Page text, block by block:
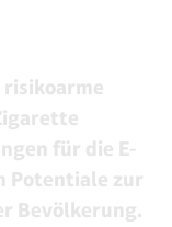
risikoarme
für die E-
Potentiale zur
Bevölkerung.